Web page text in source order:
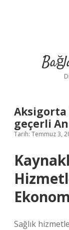
geçerli
Tarih: Temmuz 3,
Sağlık